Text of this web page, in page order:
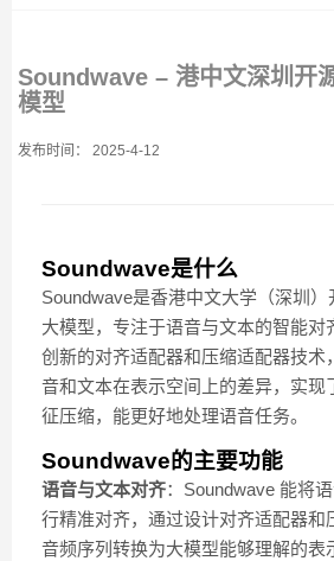
Soundwave – 港中文深圳开
模型
发布时间： 2025-4-12
Soundwave是什么
Soundwave是香港中文大学（深圳
大模型，专注于语音与文本的智能对
创新的对齐适配器和压缩适配器技术
音和文本在表示空间上的差异，实现
征压缩，能更好地处理语音任务。
Soundwave的主要功能
语音与文本对齐：Soundwave 能将
行精准对齐，通过设计对齐适配器和
音频序列转换为大模型能够理解的表